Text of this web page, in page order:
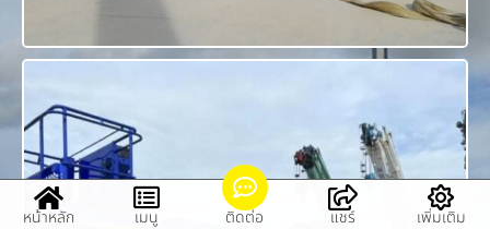
หน้าหลัก เมนู ติดต่อ แชร์ เพิ่มเติม